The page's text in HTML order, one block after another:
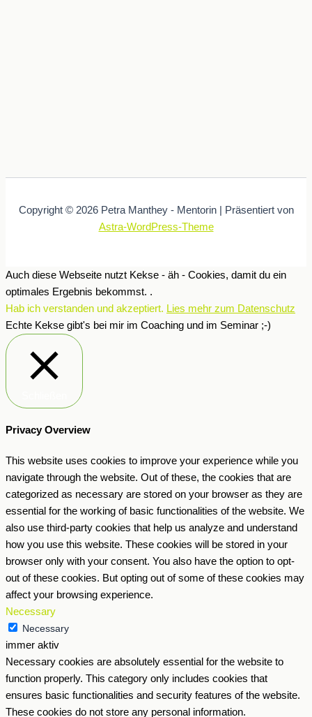
Copyright © 2026 Petra Manthey - Mentorin | Präsentiert von
Astra-WordPress-Theme
Auch diese Webseite nutzt Kekse - äh - Cookies, damit du ein
optimales Ergebnis bekommst. .
Hab ich verstanden und akzeptiert. Lies mehr zum Datenschutz
Echte Kekse gibt's bei mir im Coaching und im Seminar ;-)
Privacy Overview
This website uses cookies to improve your experience while you
navigate through the website. Out of these, the cookies that are
categorized as necessary are stored on your browser as they are
essential for the working of basic functionalities of the website. We
also use third-party cookies that help us analyze and understand
how you use this website. These cookies will be stored in your
browser only with your consent. You also have the option to opt-
out of these cookies. But opting out of some of these cookies may
affect your browsing experience.
Necessary
Necessary
immer aktiv
Necessary cookies are absolutely essential for the website to
function properly. This category only includes cookies that
ensures basic functionalities and security features of the website.
These cookies do not store any personal information.